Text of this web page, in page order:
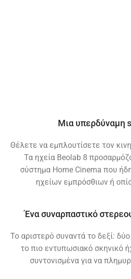
Μια υπερδύναμη
Θέλετε να εμπλουτίσετε τον
Τα ηχεία Beolab 8
σύστημα Home Cinema που
ηχείων εμπρόσθιων ή
Ένα συναρπαστικό
Το αριστερό συναντά το δεξί:
το πιο εντυπωσιακό σκηνικό
συντονισμένα για να